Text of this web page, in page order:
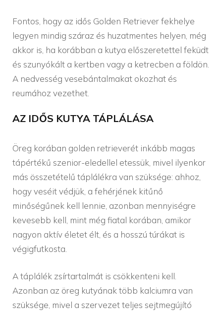
Fontos, hogy az idős Golden Retriever fekhelye
legyen mindig száraz és huzatmentes helyen, még
akkor is, ha korábban a kutya előszeretettel feküdt
és szunyókált a kertben vagy a ketrecben a földön.
A nedvesség vesebántalmakat okozhat és
reumához vezethet.
AZ IDŐS KUTYA TÁPLÁLÁSA
Öreg korában golden retrieverét inkább magas
tápértékű szenior-eledellel etessük, mivel ilyenkor
más összetételű táplálékra van szüksége: ahhoz,
hogy veséit védjük, a fehérjének kitűnő
minőségűnek kell lennie, azonban mennyiségre
kevesebb kell, mint még fiatal korában, amikor
nagyon aktív életet élt, és a hosszú túrákat is
végigfutkosta.
A táplálék zsírtartalmát is csökkenteni kell.
Azonban az öreg kutyának több kalciumra van
szüksége, mivel a szervezet teljes sejtmegújító